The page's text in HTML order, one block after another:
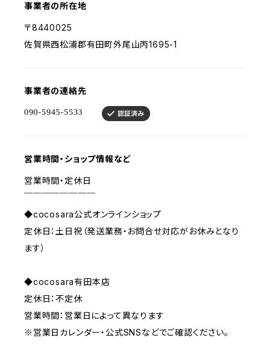
事業者の所在地
〒8440025
佐賀県西松浦郡有田町外尾山丙1695-1
事業者の連絡先
営業時間・ショップ情報など
営業時間・定休日
◆cocosara公式オンラインショップ
定休日：土日祝（発送業務・お問合せ対応がお休みとなり
ます）
◆cocosara有田本店
定休日：不定休
営業時間：営業日によって異なります
※営業日カレンダー・公式SNSなどでご確認ください。